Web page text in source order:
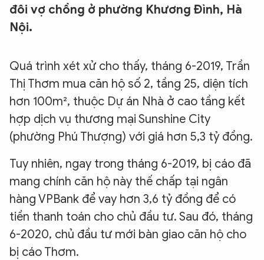
đôi vợ chồng ở phường Khương Đình, Hà
Nội.
Quá trình xét xử cho thấy, tháng 6-2019, Trần
Thị Thơm mua căn hộ số 2, tầng 25, diện tích
hơn 100m², thuộc Dự án Nhà ở cao tầng kết
hợp dịch vụ thương mại Sunshine City
(phường Phú Thượng) với giá hơn 5,3 tỷ đồng.
Tuy nhiên, ngay trong tháng 6-2019, bị cáo đã
mang chính căn hộ này thế chấp tại ngân
hàng VPBank để vay hơn 3,6 tỷ đồng để có
tiền thanh toán cho chủ đầu tư. Sau đó, tháng
6-2020, chủ đầu tư mới bàn giao căn hộ cho
bị cáo Thơm.